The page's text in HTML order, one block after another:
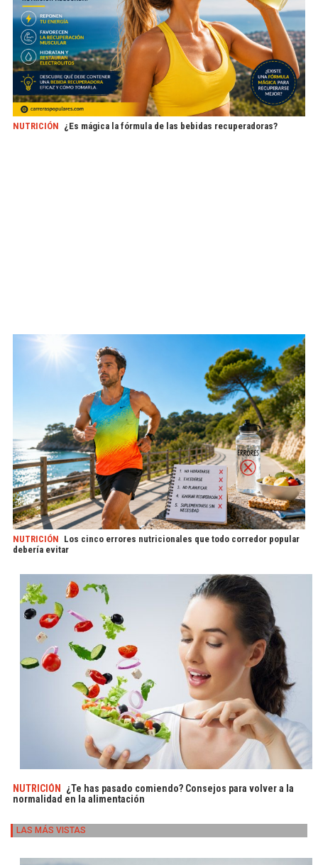
NUTRICIÓN ¿Es mágica la fórmula de las bebidas recuperadoras?
NUTRICIÓN Los cinco errores nutricionales que todo corredor popular
debería evitar
NUTRICIÓN
¿Te has pasado comiendo? Consejos para volver a la
normalidad en la alimentación
LAS MÁS VISTAS